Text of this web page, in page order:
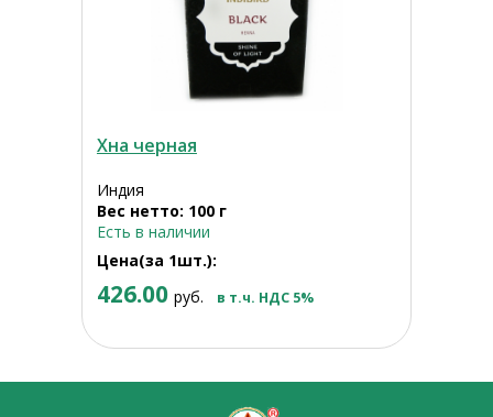
Хна черная
Индия
Вес нетто: 100 г
Есть в наличии
Цена(за 1шт.):
426.00 руб. в т.ч. НДС 5%